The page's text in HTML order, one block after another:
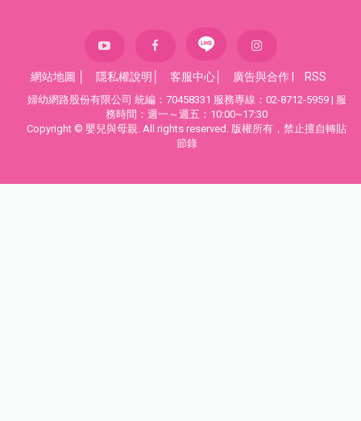
網站地圖 隱私權說明 客服中心 廣告與合作 RSS
婦幼網路股份有限公司 統編：70458331 服務專線：02-8712-5959 | 服
務時間：週一～週五：10:00~17:30
Copyright © 嬰兒與母親. All rights reserved. 版權所有，禁止擅自轉貼
節錄